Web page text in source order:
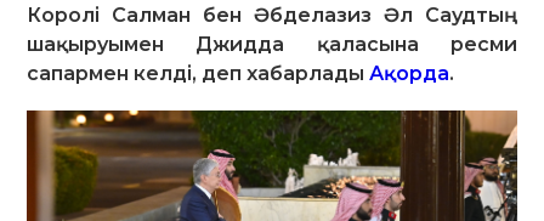
Королі Салман бен Әбделазиз Әл Саудтың
шақыруымен Джидда қаласына ресми
сапармен келді, деп хабарладыАқорда.